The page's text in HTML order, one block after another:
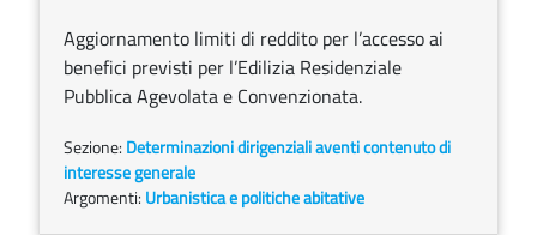
Aggiornamento limiti di reddito per l’accesso ai
benefici previsti per l’Edilizia Residenziale
Pubblica Agevolata e Convenzionata.
Sezione: Determinazioni dirigenziali aventi contenuto di
interesse generale
Argomenti: Urbanistica e politiche abitative